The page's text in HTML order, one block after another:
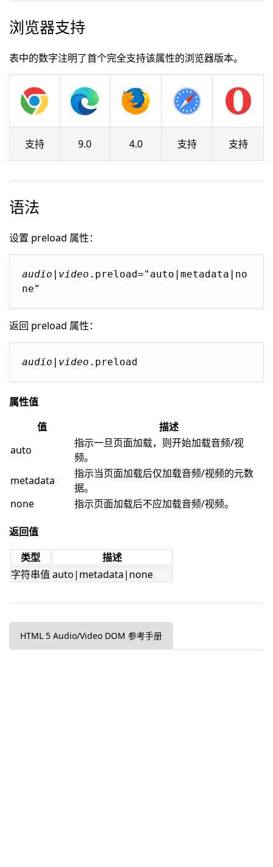
浏览器支持
表中的数字注明了首个完全支持该属性的浏览器版本。
支持 9.0 4.0 支持 支持
语法
设置 preload 属性：
audio | video .preload="auto|metadata|no
ne"
返回 preload 属性：
audio | video .preload
属性值
值
描述
auto
指示一旦页面加载，则开始加载音频/视
频。
metadata
指示当页面加载后仅加载音频/视频的元数
据。
none
指示页面加载后不应加载音频/视频。
返回值
类型
描述
字符串值 auto|metadata|none
HTML 5 Audio/Video DOM 参考手册